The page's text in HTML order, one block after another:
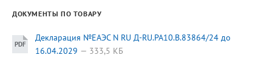
ДОКУМЕНТЫ ПО ТОВАРУ
Декларация №ЕАЭС N RU Д-RU.РА10.В.83864/24 до
16.04.2029
333,5 КБ